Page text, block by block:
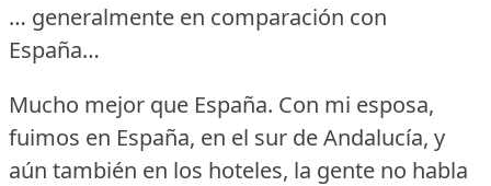
… generalmente en comparación con
España…
Mucho mejor que España. Con mi esposa,
fuimos en España, en el sur de Andalucía, y
aún también en los hoteles, la gente no habla